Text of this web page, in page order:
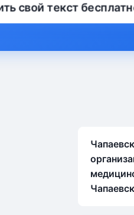
свой текст